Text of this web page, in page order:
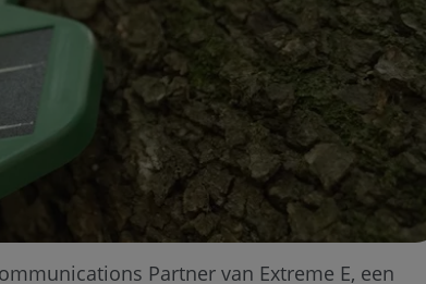
Partner van Extreme E, een